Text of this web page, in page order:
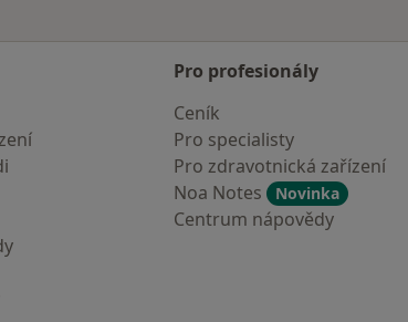
Pro profesionály
Ceník
Pro specialisty
Pro zdravotnická zařízení
Noa Notes
Novinka
Centrum nápovědy